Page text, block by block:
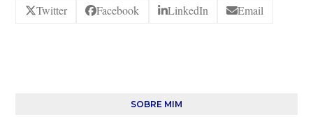
Twitter Facebook LinkedIn Email
SOBRE MIM